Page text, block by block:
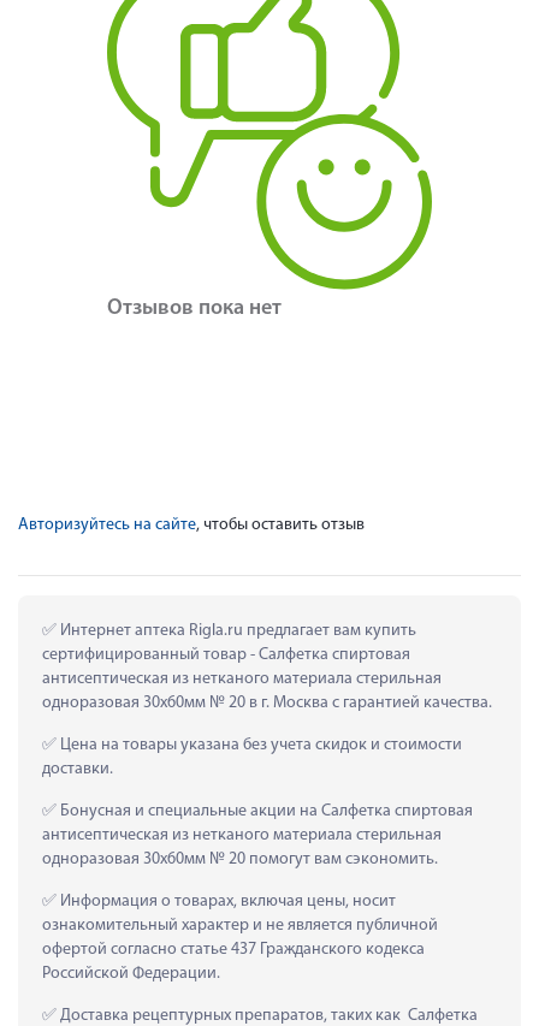
Отзывов пока нет
Авторизуйтесь на сайте, чтобы оставить отзыв
Интернет аптека Rigla.ru предлагает вам купить
сертифицированный товар - Салфетка спиртовая
антисептическая из нетканого материала стерильная
одноразовая 30х60мм № 20 в г. Москва с гарантией качества.
Цена на товары указана без учета скидок и стоимости
доставки.
Бонусная и специальные акции на Салфетка спиртовая
антисептическая из нетканого материала стерильная
одноразовая 30х60мм № 20 помогут вам сэкономить.
Информация о товарах, включая цены, носит
ознакомительный характер и не является публичной
офертой согласно статье 437 Гражданского кодекса
Российской Федерации.
Доставка рецептурных препаратов, таких как  Салфетка